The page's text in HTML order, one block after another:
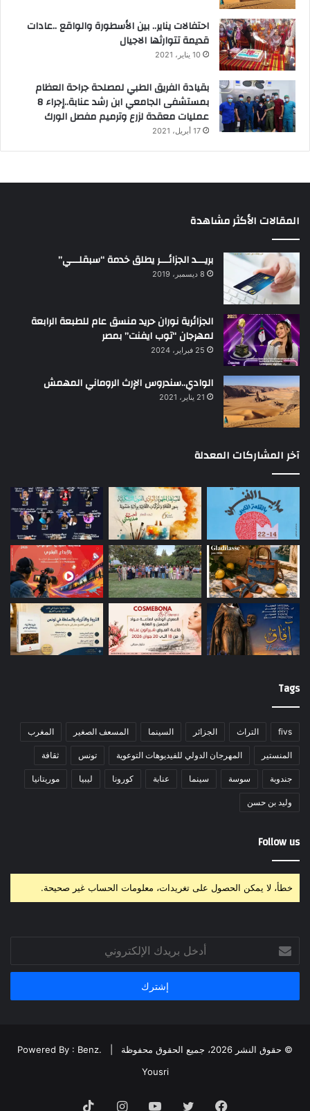
احتفالات يناير.. بين الأسطورة والواقع ..عادات
قديمة تتوارثها الاجيال
10 يناير، 2021
بقيادة الفريق الطبي لمصلحة جراحة العظام
بمستشفى الجامعي ابن رشد عنابة..إجراء 8
عمليات معقدة لزرع وترميم مفصل الورك
17 أبريل، 2021
المقالات الأكثر مشاهدة
بريـــد الجزائـــر يطلق خدمة “سبقلـــي”
8 ديسمبر، 2019
الجزائرية نوران حريد منسق عام للطبعة الرابعة
لمهرجان “توب ايفنت” بمصر
25 فبراير، 2024
الوادي..سندروس الإرث الروماني المهمش
21 يناير، 2021
آخر المشاركات المعدلة
Tags
fivs التراث الجزائر السينما المسعف الصغير المغرب
المنستير المهرجان الدولي للفيديوهات التوعوية تونس ثقافة
جندوبة سوسة سينما عنابة كورونا ليبيا موريتانيا
وليد بن حسن
Follow us
خطأ، لا يمكن الحصول على تغريدات، معلومات الحساب غير صحيحة.
بريدك
الإلكتروني
© حقوق النشر 2026، جميع الحقوق محفوظة |
Powered By : Benz.
Yousri
فيسبوك تويتر يوتيوب انستقرام